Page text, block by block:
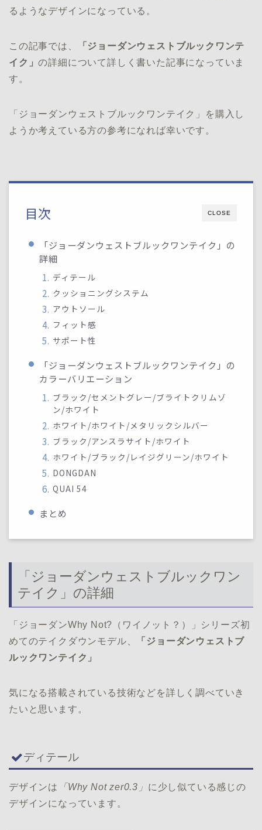
るようなデザインになっている。
この記事では、
「ジョーダンウェストブルックワンテ
イク」の詳細について詳しく書いた記事になっていま
す。
「ジョーダンウェストブルックワンテイク」を購入し
ようか考えている方の参考になれば幸いです。
CLOSE
目次
「ジョーダンウェストブルックワンテイク」の
詳細
ディテール
クッショニングシステム
アウトソール
フィット感
サポート性
「ジョーダンウェストブルックワンテイク」の
カラーバリエーション
ブラック/セメントグレー/ブライトクリムゾ
ン/ホワイト
ホワイト/ホワイト/メタリックシルバー
ブラック/アンスラサイト/ホワイト
ホワイト/ブラック/レイジグリーン/ホワイト
DONGDAN
QUAI 54
まとめ
「ジョーダンウェストブルックワン
テイク」の詳細
「ジョーダンWhy Not?（ワイノット？）」シリーズ初
めてのテイクダウンモデル、
「ジョーダンウェストブ
ルックワンテイク」
気になる搭載されている技術などを詳しく調べていき
たいと思います。
ディテール
デザインは 「Why Not zer0.3」 に少し似ている感じの
デザインになっています。